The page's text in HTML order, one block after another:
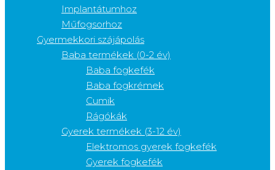
Implantátumhoz
Műfogsorhoz
Gyermekkori szájápolás
Baba termékek (0-2 év)
Baba fogkefék
Baba fogkrémek
Cumik
Rágókák
Gyerek termékek (3-12 év)
Elektromos gyerek fogkefék
Gyerek fogkefék